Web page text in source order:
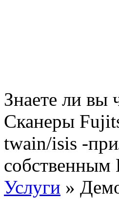
Знаете ли вы
Сканеры
twain/isis -
Услуги »